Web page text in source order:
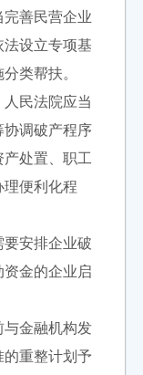
善民营企业
设立专项基
类帮扶。
民法院应当
协调破产程序
处置、职工
便利化程
安排企业破
金的企业启
金融机构发
重整计划予